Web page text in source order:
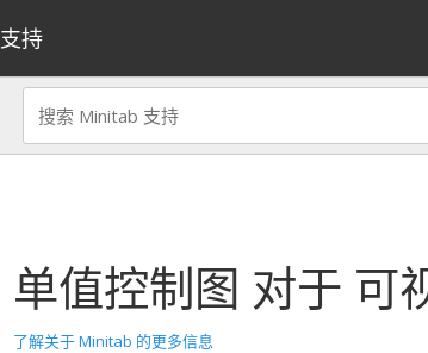
支持
单值控制图 对于 可
了解关于 Minitab 的更多信息